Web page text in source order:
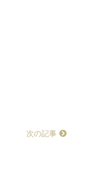
次の記事